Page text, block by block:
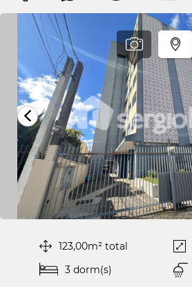
123,00m² total
3 dorm(s)